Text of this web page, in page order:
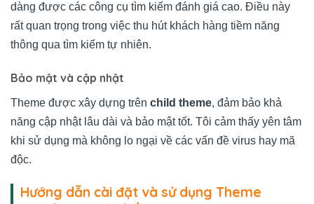
dàng được các công cụ tìm kiếm đánh giá cao. Điều này
rất quan trọng trong việc thu hút khách hàng tiềm năng
thông qua tìm kiếm tự nhiên.
Bảo mật và cập nhật
Theme được xây dựng trên child theme, đảm bảo khả
năng cập nhật lâu dài và bảo mật tốt. Tôi cảm thấy yên tâm
khi sử dụng mà không lo ngại về các vấn đề virus hay mã
độc.
Hướng dẫn cài đặt và sử dụng Theme